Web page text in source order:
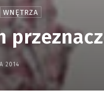
WNĘTRZA
2014